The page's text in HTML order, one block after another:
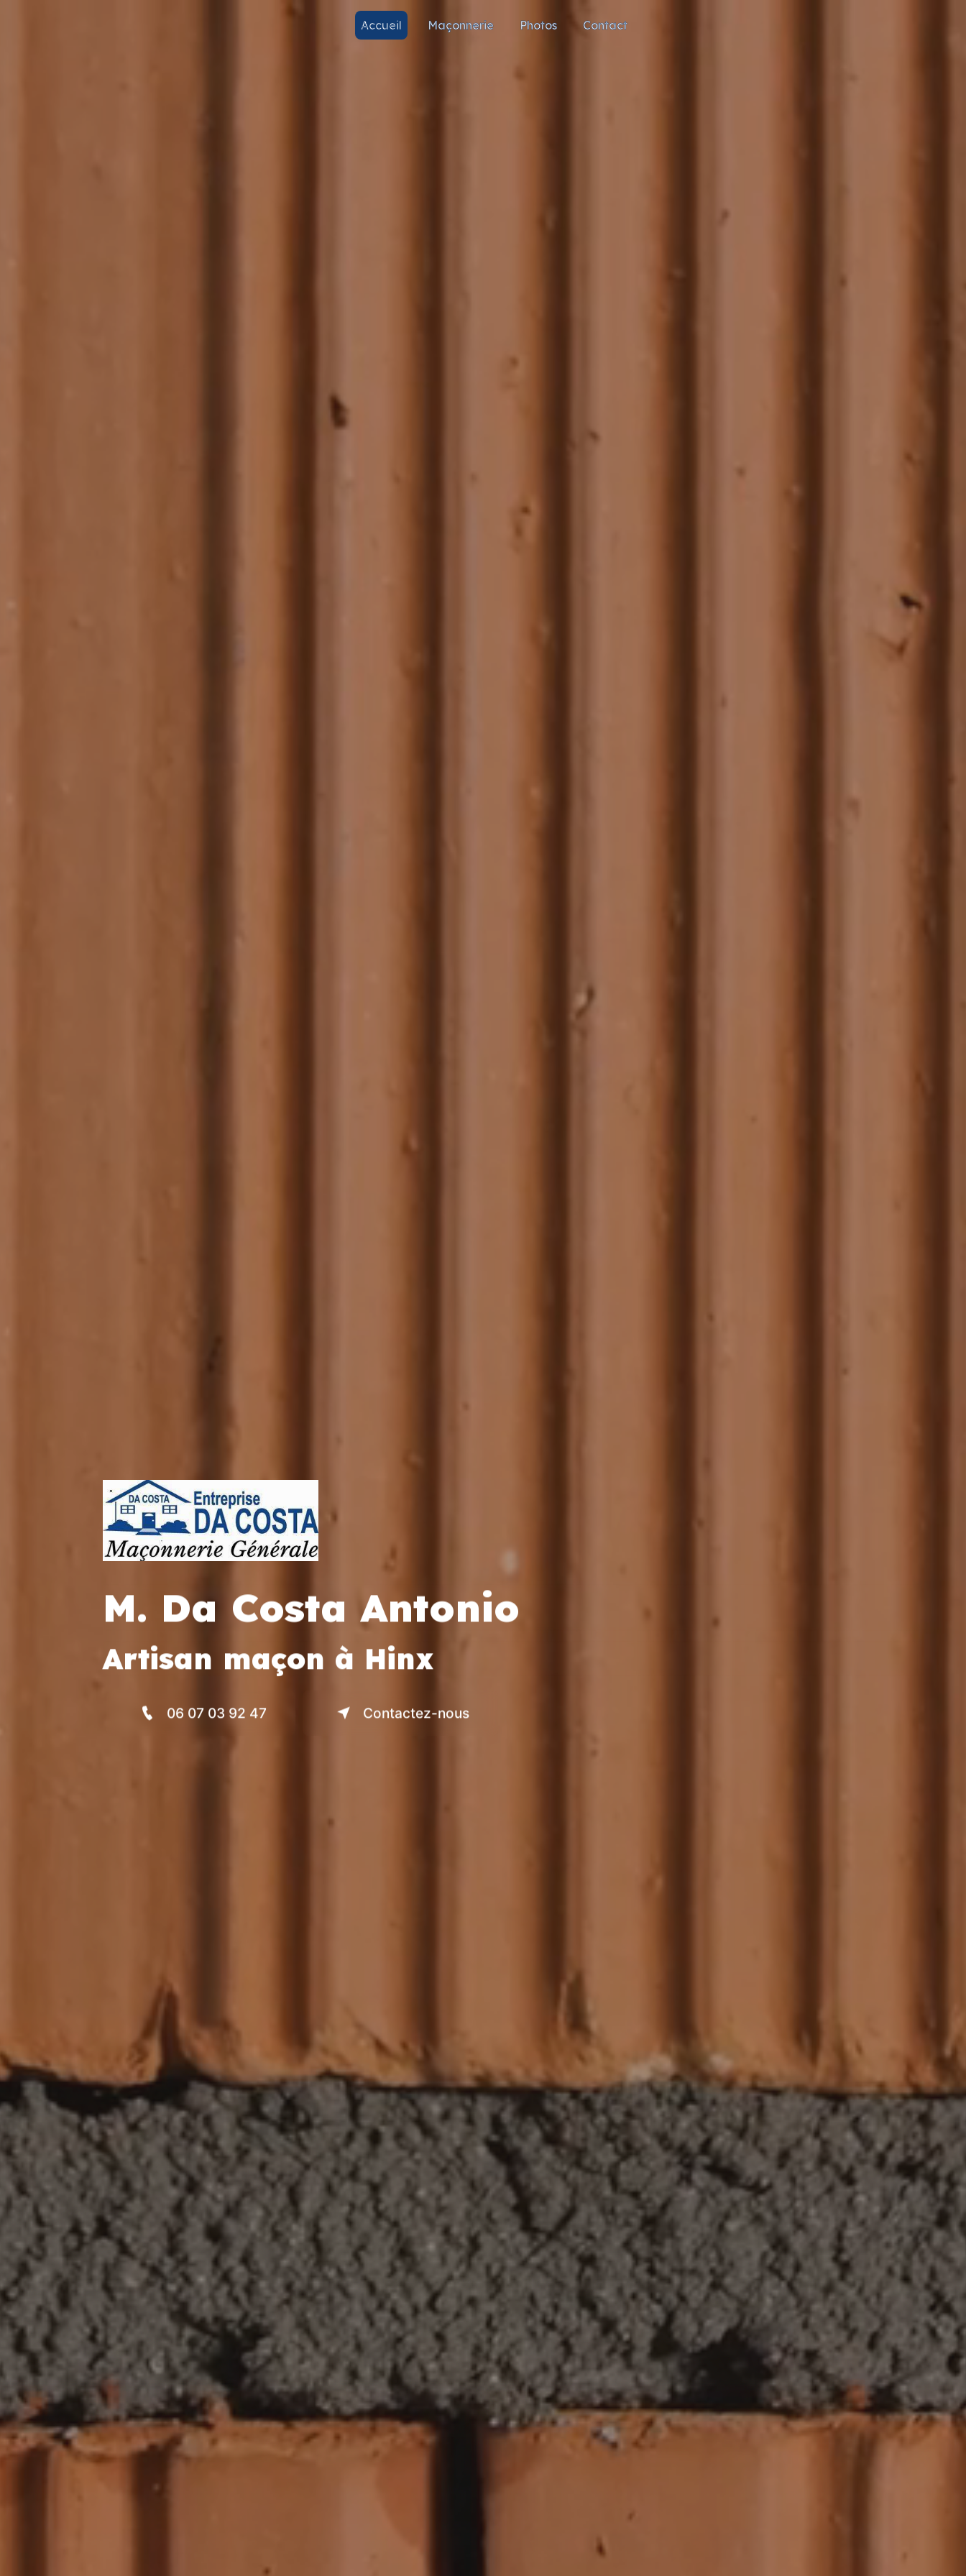
Accueil Maçonnerie Photos Contact
M. Da Costa Antonio
Artisan maçon à Hinx
06 07 03 92 47 Contactez-nous